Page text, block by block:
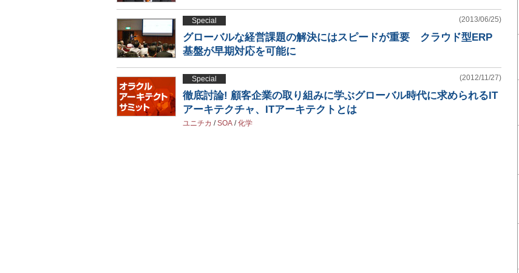
Special (2013/06/25)
グローバルな経営課題の解決にはスピードが重要 クラウド型ERP
基盤が早期対応を可能に
Special (2012/11/27)
徹底討論! 顧客企業の取り組みに学ぶグローバル時代に求められるIT
アーキテクチャ、ITアーキテクトとは
ユニチカ /SOA /化学